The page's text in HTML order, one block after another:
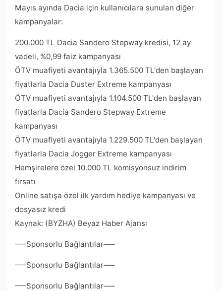
Mayıs ayında Dacia için kullanıcılara sunulan diğer
kampanyalar:
200.000 TL Dacia Sandero Stepway kredisi, 12 ay
vadeli, %0,99 faiz kampanyası
ÖTV muafiyeti avantajıyla 1.365.500 TL'den başlayan
fiyatlarla Dacia Duster Extreme kampanyası
ÖTV muafiyeti avantajıyla 1.104.500 TL'den başlayan
fiyatlarla Dacia Sandero Stepway Extreme
kampanyası
ÖTV muafiyeti avantajıyla 1.229.500 TL'den başlayan
fiyatlarla Dacia Jogger Extreme kampanyası
Hemşirelere özel 10.000 TL komisyonsuz indirim
fırsatı
Online satışa özel ilk yardım hediye kampanyası ve
dosyasız kredi
Kaynak: (BYZHA) Beyaz Haber Ajansı
—–Sponsorlu Bağlantılar—–
—–Sponsorlu Bağlantılar—–
—–Sponsorlu Bağlantılar—–